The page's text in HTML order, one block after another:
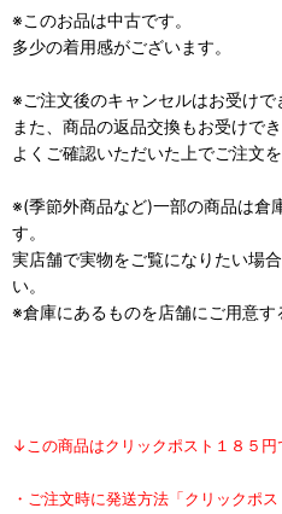
※このお品は中古です。
多少の着用感がございます。
※ご注文後のキャンセルはお受けで
また、商品の返品交換もお受けで
よくご確認いただいた上でご注文
※(季節外商品など)一部の商品は倉
す。
実店舗で実物をご覧になりたい場
い。
※倉庫にあるものを店舗にご用意す
↓この商品はクリックポスト１８５円
・ご注文時に発送方法「クリックポ